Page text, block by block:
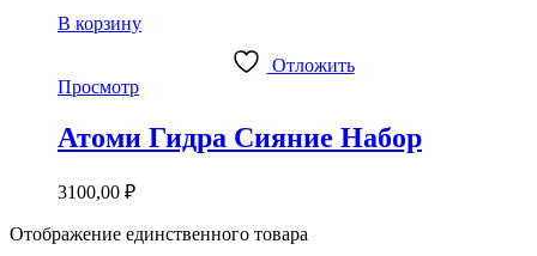
В корзину
Отложить
Просмотр
Атоми Гидра Сияние Набор
3100,00 ₽
Отображение единственного товара